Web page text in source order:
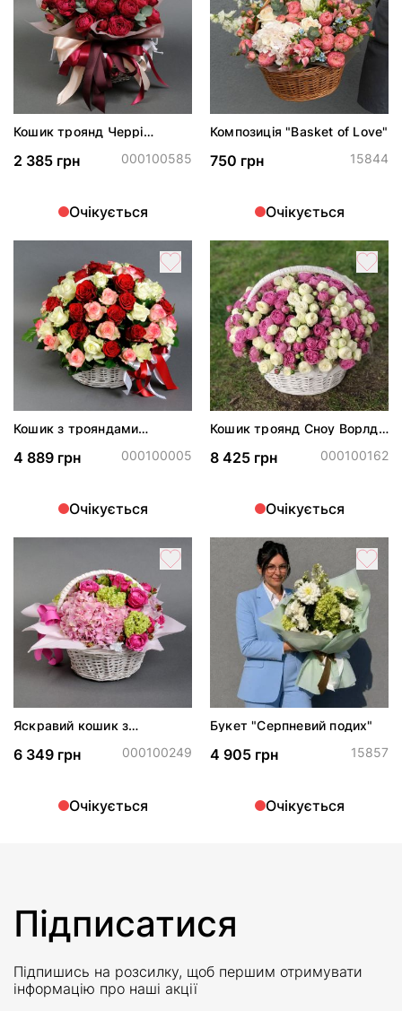
Кошик троянд Черрі
2 385 грн 000100585
Очікується
Композиція "Basket of Love"
750 грн 15844
Очікується
Кошик з трояндами
Прі
4 889 грн 000100005
Очікується
Кошик троянд Сноу Ворлд і
8 425 грн 000100162
Очікується
Яскравий кошик з
6 349 грн 000100249
Очікується
Букет "Серпневий подих"
4 905 грн 15857
Очікується
Підписатися
Підпишись на розсилку, щоб першим отримувати
інформацію про наші акції